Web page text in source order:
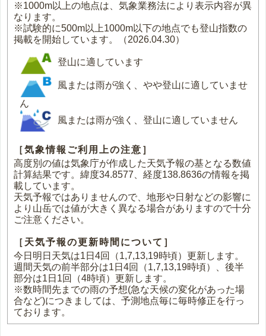
※1000m以上の地点は、気象業務法により表示内容が異
なります。
※試験的に500m以上1000m以下の地点でも登山指数の
掲載を開始しています。（2026.04.30）
登山に適しています
風または雨が強く、やや登山に適していませ
ん
風または雨が強く、登山に適していません
［気象情報ご利用上の注意］
高度別の値は気象庁が作成した天気予報の基となる数値
計算結果です。緯度34.8577、経度138.8636の情報を掲
載しています。
天気予報ではありませんので、地形や日射などの影響に
より山岳では値が大きく異なる場合がありますので十分
ご注意ください。
［天気予報の更新時間について］
今日明日天気は1日4回（1,7,13,19時頃）更新します。
週間天気の前半部分は1日4回（1,7,13,19時頃）、後半
部分は1日1回（4時頃）更新します。
※数時間先までの雨の予想(急な天候の変化があった場
合など)につきましては、予測地点毎に毎時修正を行っ
ております。